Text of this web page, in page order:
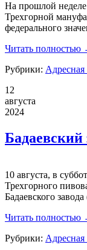
На прошлой
Трехгорной
федерального
Читать полностью
Рубрики: Адресная
12
августа
2024
Бадаевский
10 августа, в
Трехгорного
Бадаевского
Читать полностью
Рубрики: Адресная